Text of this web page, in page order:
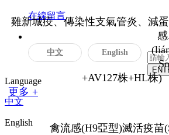
在線留言
中文 English
Language
中文
English
雞新城疫、傳染性支氣管炎、
+AV127株+HL株)
更多 +
禽流感(H9亞型)滅活疫苗